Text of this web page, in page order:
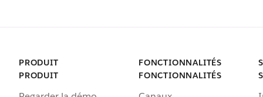
PRODUIT
PRODUIT
FONCTIONNALITÉS
FONCTIONNALITÉS